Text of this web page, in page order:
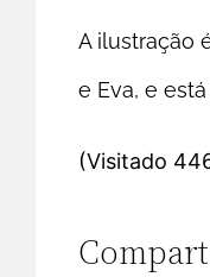
A ilustração
e Eva, e
(Visitado